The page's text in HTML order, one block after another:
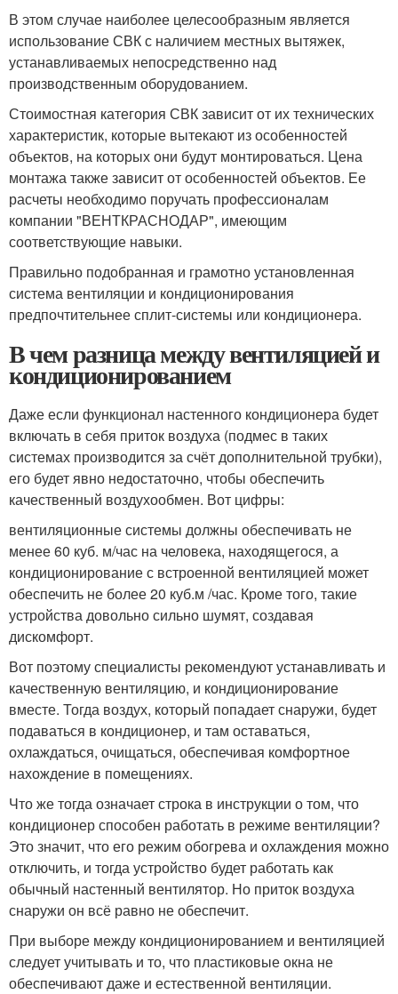
В этом случае наиболее целесообразным является
использование СВК с наличием местных вытяжек,
устанавливаемых непосредственно над
производственным оборудованием.
Стоимостная категория СВК зависит от их технических
характеристик, которые вытекают из особенностей
объектов, на которых они будут монтироваться. Цена
монтажа также зависит от особенностей объектов. Ее
расчеты необходимо поручать профессионалам
компании "ВЕНТКРАСНОДАР", имеющим
соответствующие навыки.
Правильно подобранная и грамотно установленная
система вентиляции и кондиционирования
предпочтительнее сплит-системы или кондиционера.
В чем разница между вентиляцией и
кондиционированием
Даже если функционал настенного кондиционера будет
включать в себя приток воздуха (подмес в таких
системах производится за счёт дополнительной трубки),
его будет явно недостаточно, чтобы обеспечить
качественный воздухообмен. Вот цифры:
вентиляционные системы должны обеспечивать не
менее 60 куб. м/час на человека, находящегося, а
кондиционирование с встроенной вентиляцией может
обеспечить не более 20 куб.м /час. Кроме того, такие
устройства довольно сильно шумят, создавая
дискомфорт.
Вот поэтому специалисты рекомендуют устанавливать и
качественную вентиляцию, и кондиционирование
вместе. Тогда воздух, который попадает снаружи, будет
подаваться в кондиционер, и там оставаться,
охлаждаться, очищаться, обеспечивая комфортное
нахождение в помещениях.
Что же тогда означает строка в инструкции о том, что
кондиционер способен работать в режиме вентиляции?
Это значит, что его режим обогрева и охлаждения можно
отключить, и тогда устройство будет работать как
обычный настенный вентилятор. Но приток воздуха
снаружи он всё равно не обеспечит.
При выборе между кондиционированием и вентиляцией
следует учитывать и то, что пластиковые окна не
обеспечивают даже и естественной вентиляции.